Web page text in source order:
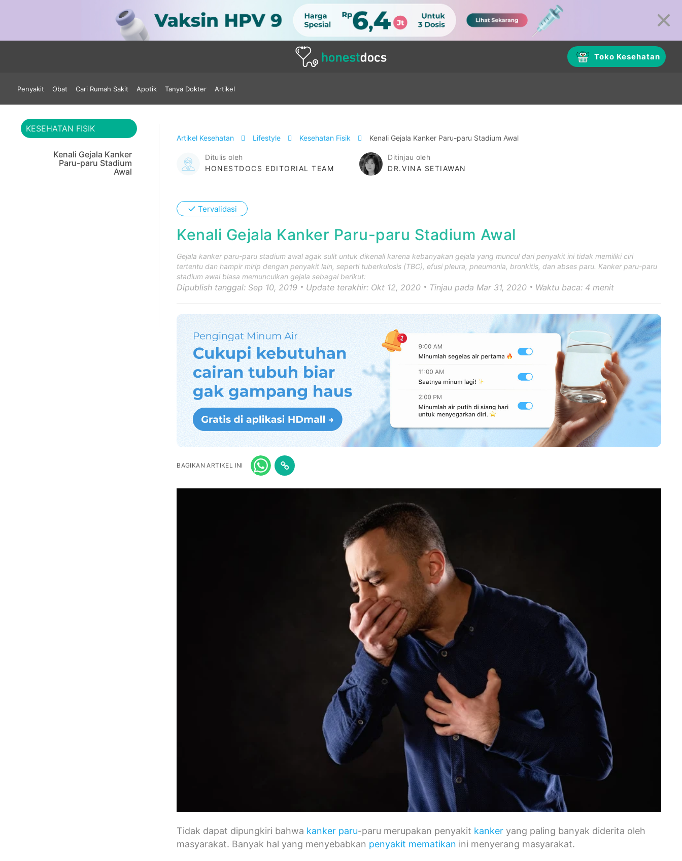
Toko Kesehatan
Penyakit Obat Cari Rumah Sakit Apotik Tanya Dokter Artikel
KESEHATAN FISIK
Kenali Gejala Kanker
Paru-paru Stadium
Awal
Artikel Kesehatan Lifestyle Kesehatan Fisik Kenali Gejala Kanker Paru-paru Stadium Awal
Ditulis oleh
HONESTDOCS EDITORIAL TEAM
Ditinjau oleh
DR.VINA SETIAWAN
✓ Tervalidasi
Kenali Gejala Kanker Paru-paru Stadium Awal
Gejala kanker paru-paru stadium awal agak sulit untuk dikenali karena kebanyakan gejala yang muncul dari penyakit ini tidak memiliki ciri
tertentu dan hampir mirip dengan penyakit lain, seperti tuberkulosis (TBC), efusi pleura, pneumonia, bronkitis, dan abses paru. Kanker paru-paru
stadium awal biasa memunculkan gejala sebagai berikut:
Dipublish tanggal: Sep 10, 2019 Update terakhir: Okt 12, 2020 Tinjau pada Mar 31, 2020 Waktu baca: 4 menit
BAGIKAN ARTIKEL INI
Tidak dapat dipungkiri bahwa kanker paru-paru merupakan penyakit kanker yang paling banyak diderita oleh
masyarakat. Banyak hal yang menyebabkan penyakit mematikan ini menyerang masyarakat.